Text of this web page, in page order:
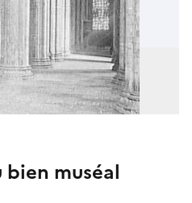
muséal